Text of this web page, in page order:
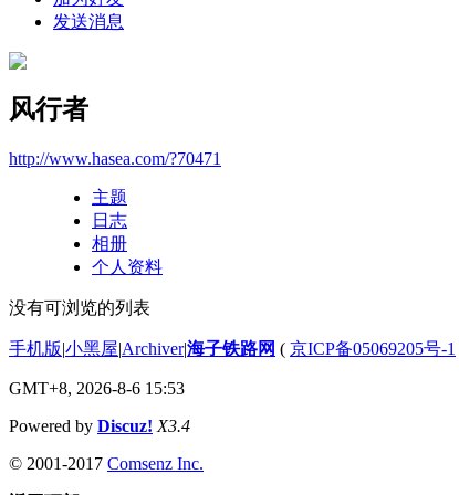
发送消息
风行者
http://www.hasea.com/?70471
主题
日志
相册
个人资料
没有可浏览的列表
手机版|小黑屋|Archiver|海子铁路网 ( 京ICP备05069205号-1
GMT+8, 2026-8-6 15:53
Powered by Discuz! X3.4
© 2001-2017 Comsenz Inc.